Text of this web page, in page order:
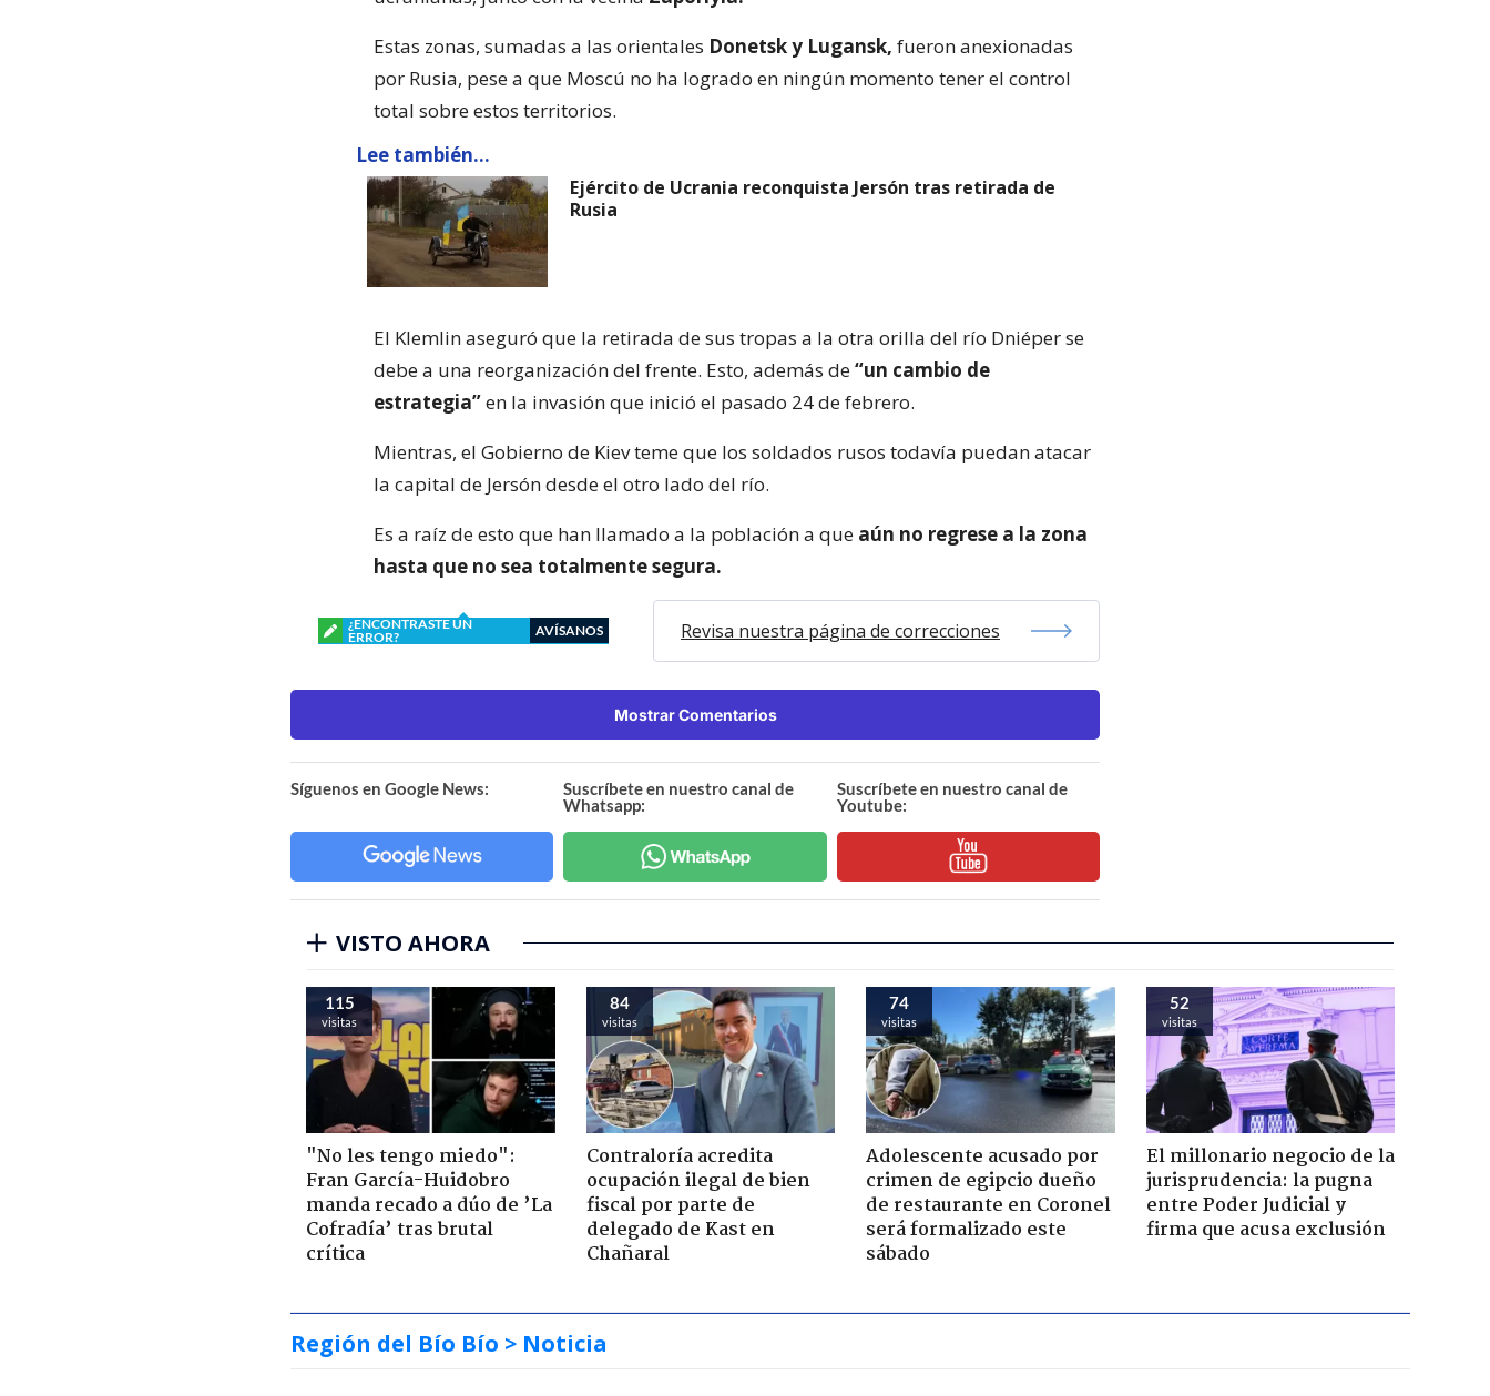
Estas zonas, sumadas a las orientales Donetsk y Lugansk, fueron anexionadas
por Rusia, pese a que Moscú no ha logrado en ningún momento tener el control
total sobre estos territorios.
Lee también...
Ejército de Ucrania reconquista Jersón tras retirada de
Rusia
El Klemlin aseguró que la retirada de sus tropas a la otra orilla del río Dniéper se
debe a una reorganización del frente. Esto, además de“un cambio de
estrategia”en la invasión que inició el pasado 24 de febrero.
Mientras, el Gobierno de Kiev teme que los soldados rusos todavía puedan atacar
la capital de Jersón desde el otro lado del río.
Es a raíz de esto que han llamado a la población a que aún no regrese a la zona
hasta que no sea totalmente segura.
¿ENCONTRASTE UN
ERROR?
AVÍSANOS Revisa nuestra página de correcciones
Mostrar Comentarios
Síguenos en Google News:
Suscríbete en nuestro canal de
Whatsapp:
Suscríbete en nuestro canal de
Youtube:
VISTO AHORA
115
visitas
"No les tengo miedo":
Fran García-Huidobro
manda recado a dúo de ’La
Cofradía’ tras brutal
crítica
84
visitas
Contraloría acredita
ocupación ilegal de bien
fiscal por parte de
delegado de Kast en
Chañaral
74
visitas
Adolescente acusado por
crimen de egipcio dueño
de restaurante en Coronel
será formalizado este
sábado
52
visitas
El millonario negocio de la
jurisprudencia: la pugna
entre Poder Judicial y
firma que acusa exclusión
Región del Bío Bío > Noticia